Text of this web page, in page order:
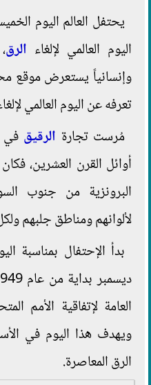
اليوم العالمي لإلغاء الرق
وإنسانياً يستعرض موقع
تعرفه عن اليوم العالمي
مُرست تجارة الرقيق في
أوائل القرن العشرين،
البرونزية من جنوب
لألوانهم ومناطق جلبهم
العامة لإتفاقية الأمم
ويهدف هذا اليوم في
الرق المعاصرة.